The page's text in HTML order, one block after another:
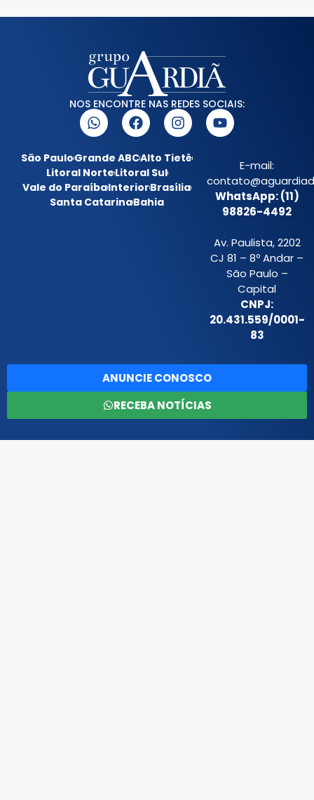
NOS ENCONTRE NAS REDES SOCIAIS:
São PauloGrande ABCAlto Tietê
Litoral NorteLitoral Sul
Vale do ParaíbaInteriorBrasília
Santa CatarinaBahia
E-mail:
WhatsApp: (11)
98826-4492
Av. Paulista, 2202
CJ 81 – 8º Andar –
São Paulo –
Capital
CNPJ:
20.431.559/0001-
83
ANUNCIE CONOSCO
RECEBA NOTÍCIAS